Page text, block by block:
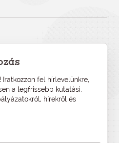
fel hírlevelünkre,
a legfrissebb kutatási,
hírekről és